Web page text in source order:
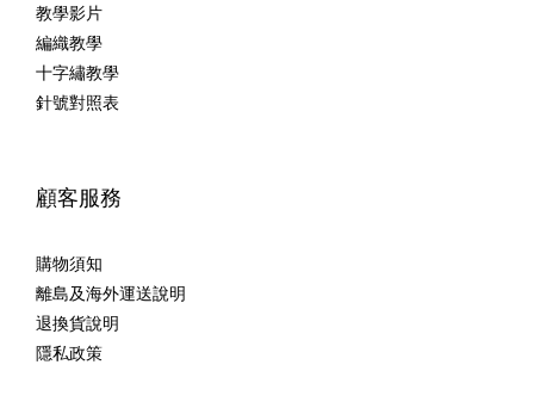
教學影片
編織教學
十字繡教學
針號對照表
顧客服務
購物須知
離島及海外運送說明
退換貨說明
隱私政策